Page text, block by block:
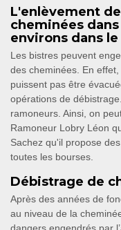
L'enlèvement
cheminées
environs dans le
Les bistres peuvent
des cheminées. En
puissent pas être
opérations de
ramoneurs. Ainsi, on
Ramoneur Lobry Léon
Sachez qu'il propose
toutes les bourses.
Débistrage de
Après des années de
au niveau de la